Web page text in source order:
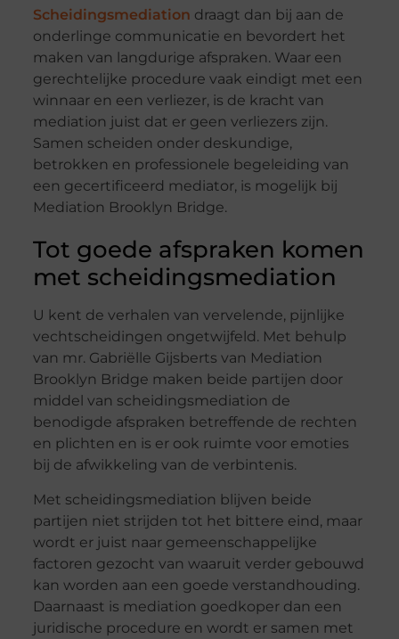
Scheidingsmediation draagt dan bij aan de
onderlinge communicatie en bevordert het
maken van langdurige afspraken. Waar een
gerechtelijke procedure vaak eindigt met een
winnaar en een verliezer, is de kracht van
mediation juist dat er geen verliezers zijn.
Samen scheiden onder deskundige,
betrokken en professionele begeleiding van
een gecertificeerd mediator, is mogelijk bij
Mediation Brooklyn Bridge.
Tot goede afspraken komen
met scheidingsmediation
U kent de verhalen van vervelende, pijnlijke
vechtscheidingen ongetwijfeld. Met behulp
van mr. Gabriëlle Gijsberts van Mediation
Brooklyn Bridge maken beide partijen door
middel van scheidingsmediation de
benodigde afspraken betreffende de rechten
en plichten en is er ook ruimte voor emoties
bij de afwikkeling van de verbintenis.
Met scheidingsmediation blijven beide
partijen niet strijden tot het bittere eind, maar
wordt er juist naar gemeenschappelijke
factoren gezocht van waaruit verder gebouwd
kan worden aan een goede verstandhouding.
Daarnaast is mediation goedkoper dan een
juridische procedure en wordt er samen met